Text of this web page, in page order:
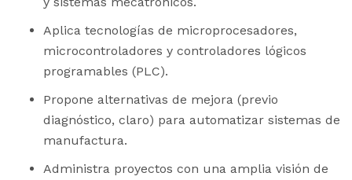
Aplica tecnologías de microprocesadores,
microcontroladores y controladores lógicos
programables (PLC).
Propone alternativas de mejora (previo
diagnóstico, claro) para automatizar sistemas de
manufactura.
Administra proyectos con una amplia visión de